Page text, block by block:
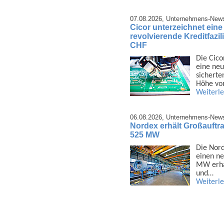
07.08.2026, Unternehmens-
Cicor unterzeichnet
revolvierende
CHF
Die
eine
Höhe
06.08.2026, Unternehmens-
Nordex erhält
525 MW
Die
einen
MW
und…